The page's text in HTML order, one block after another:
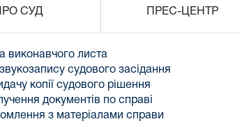
СУД ПРЕС-ЦЕНТР
виконавчого листа
судового засідання
копії судового рішення
документів по справі
з матеріалами справи